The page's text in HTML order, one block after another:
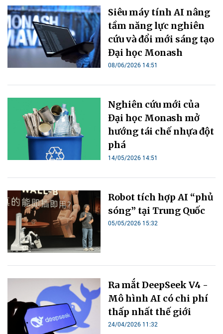
Siêu máy tính AI nâng
tầm năng lực nghiên
cứu và đổi mới sáng tạo
Đại học Monash
08/06/2026 14:51
Nghiên cứu mới của
Đại học Monash mở
hướng tái chế nhựa đột
phá
14/05/2026 14:51
Robot tích hợp AI “phủ
sóng” tại Trung Quốc
05/05/2026 15:32
Ra mắt DeepSeek V4 -
Mô hình AI có chi phí
thấp nhất thế giới
24/04/2026 11:32